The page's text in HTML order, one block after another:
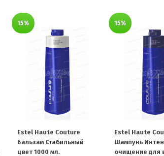
15%
Estel Haute Couture
Бальзам Стабильный
цвет 1000 мл.
15%
Estel Haute
Шампунь
очищение для